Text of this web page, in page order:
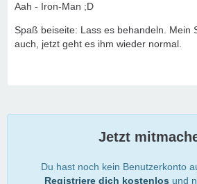
Aah - Iron-Man ;D
Spaß beiseite: Lass es behandeln. Mein
auch, jetzt geht es ihm wieder normal.
Jetzt
Du hast noch kein Benutzerkonto
Registriere dich kostenlos und